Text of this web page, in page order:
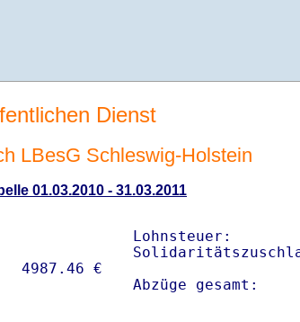
Dienst
LBesG Schleswig-Holstein
01.03.2010 - 31.03.2011
Lohnsteuer:
Abzüge gesamt: